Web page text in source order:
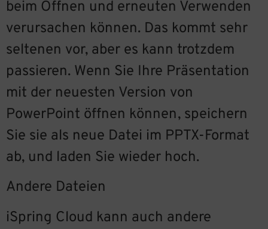
beim Öffnen und erneuten Verwenden
verursachen können. Das kommt sehr
seltenen vor, aber es kann trotzdem
passieren. Wenn Sie Ihre Präsentation
mit der neuesten Version von
PowerPoint öffnen können, speichern
Sie sie als neue Datei im PPTX-Format
ab, und laden Sie wieder hoch.
Andere Dateien
iSpring Cloud kann auch andere